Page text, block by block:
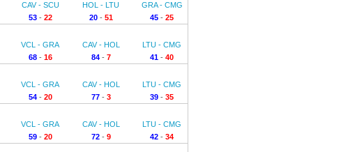
CAV - SCU
53- 22
HOL - LTU
20- 51
GRA - CMG
45 - 25
VCL - GRA
68- 16
CAV - HOL
84- 7
LTU - CMG
41 - 40
VCL - GRA
54- 20
CAV - HOL
77- 3
LTU - CMG
39 - 35
VCL - GRA
59- 20
CAV - HOL
72- 9
LTU - CMG
42 - 34